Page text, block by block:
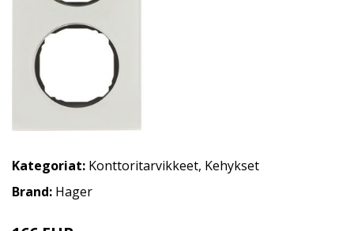
Kategoriat: Konttoritarvikkeet, Kehykset
Brand: Hager